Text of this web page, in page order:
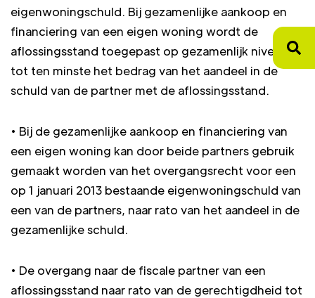
eigenwoningschuld. Bij gezamenlijke aankoop en
financiering van een eigen woning wordt de
aflossingsstand toegepast op gezamenlijk niveau
tot ten minste het bedrag van het aandeel in de
schuld van de partner met de aflossingsstand.
• Bij de gezamenlijke aankoop en financiering van
een eigen woning kan door beide partners gebruik
gemaakt worden van het overgangsrecht voor een
op 1 januari 2013 bestaande eigenwoningschuld van
een van de partners, naar rato van het aandeel in de
gezamenlijke schuld.
• De overgang naar de fiscale partner van een
aflossingsstand naar rato van de gerechtigdheid tot